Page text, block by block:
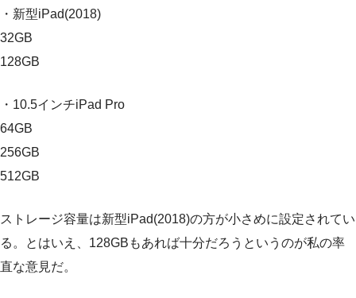
・新型iPad(2018)
32GB
128GB
・10.5インチiPad Pro
64GB
256GB
512GB
ストレージ容量は新型iPad(2018)の方が小さめに設定されてい
る。とはいえ、128GBもあれば十分だろうというのが私の率
直な意見だ。